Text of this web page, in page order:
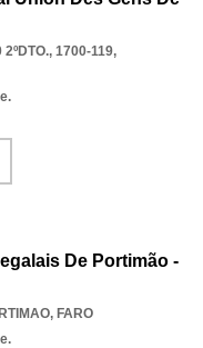
1700-119,
De Portimão -
, FARO